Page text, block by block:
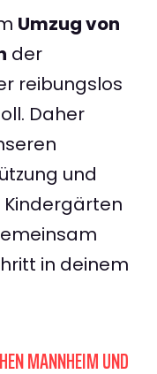
Umzug von
der
reibungslos
Daher
und
Kindergärten
in deinem
MANNHEIM UND